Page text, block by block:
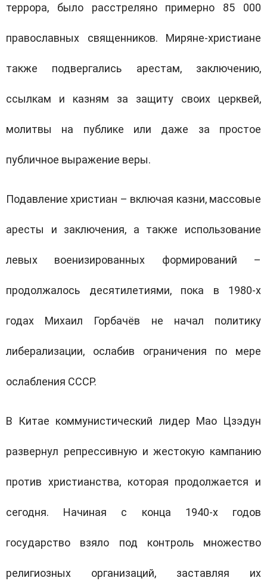
террора, было расстреляно примерно 85 000
православных священников. Миряне-христиане
также подвергались арестам, заключению,
ссылкам и казням за защиту своих церквей,
молитвы на публике или даже за простое
публичное выражение веры.
Подавление христиан – включая казни, массовые
аресты и заключения, а также использование
левых военизированных формирований –
продолжалось десятилетиями, пока в 1980-х
годах Михаил Горбачёв не начал политику
либерализации, ослабив ограничения по мере
ослабления СССР.
В Китае коммунистический лидер Мао Цзэдун
развернул репрессивную и жестокую кампанию
против христианства, которая продолжается и
сегодня. Начиная с конца 1940-х годов
государство взяло под контроль множество
религиозных организаций, заставляя их